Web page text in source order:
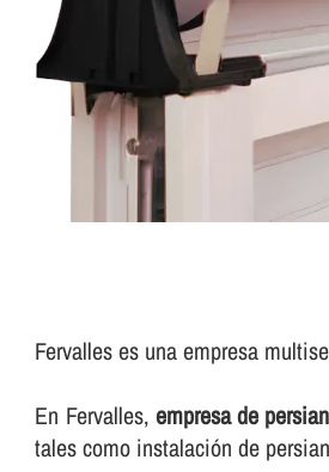
Fervalles es una empresa
En Fervalles, empresa de
tales como instalación de